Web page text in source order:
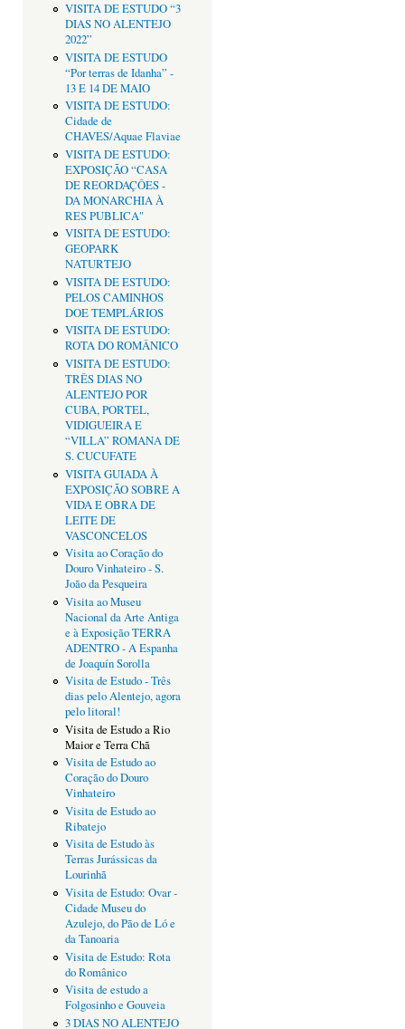
VISITA DE ESTUDO “3
DIAS NO ALENTEJO
2022”
VISITA DE ESTUDO
“Por terras de Idanha” -
13 E 14 DE MAIO
VISITA DE ESTUDO:
Cidade de
CHAVES/Aquae Flaviae
VISITA DE ESTUDO:
EXPOSIÇÃO “CASA
DE REORDAÇÔES -
DA MONARCHIA À
RES PUBLICA"
VISITA DE ESTUDO:
GEOPARK
NATURTEJO
VISITA DE ESTUDO:
PELOS CAMINHOS
DOE TEMPLÁRIOS
VISITA DE ESTUDO:
ROTA DO ROMÂNICO
VISITA DE ESTUDO:
TRÊS DIAS NO
ALENTEJO POR
CUBA, PORTEL,
VIDIGUEIRA E
“VILLA” ROMANA DE
S. CUCUFATE
VISITA GUIADA À
EXPOSIÇÃO SOBRE A
VIDA E OBRA DE
LEITE DE
VASCONCELOS
Visita ao Coração do
Douro Vinhateiro - S.
João da Pesqueira
Visita ao Museu
Nacional da Arte Antiga
e à Exposição TERRA
ADENTRO - A Espanha
de Joaquín Sorolla
Visita de Estudo - Três
dias pelo Alentejo, agora
pelo litoral!
Visita de Estudo a Rio
Maior e Terra Chã
Visita de Estudo ao
Coração do Douro
Vinhateiro
Visita de Estudo ao
Ribatejo
Visita de Estudo às
Terras Jurássicas da
Lourinhã
Visita de Estudo: Ovar -
Cidade Museu do
Azulejo, do Pão de Ló e
da Tanoaria
Visita de Estudo: Rota
do Românico
Visita de estudo a
Folgosinho e Gouveia
3 DIAS NO ALENTEJO